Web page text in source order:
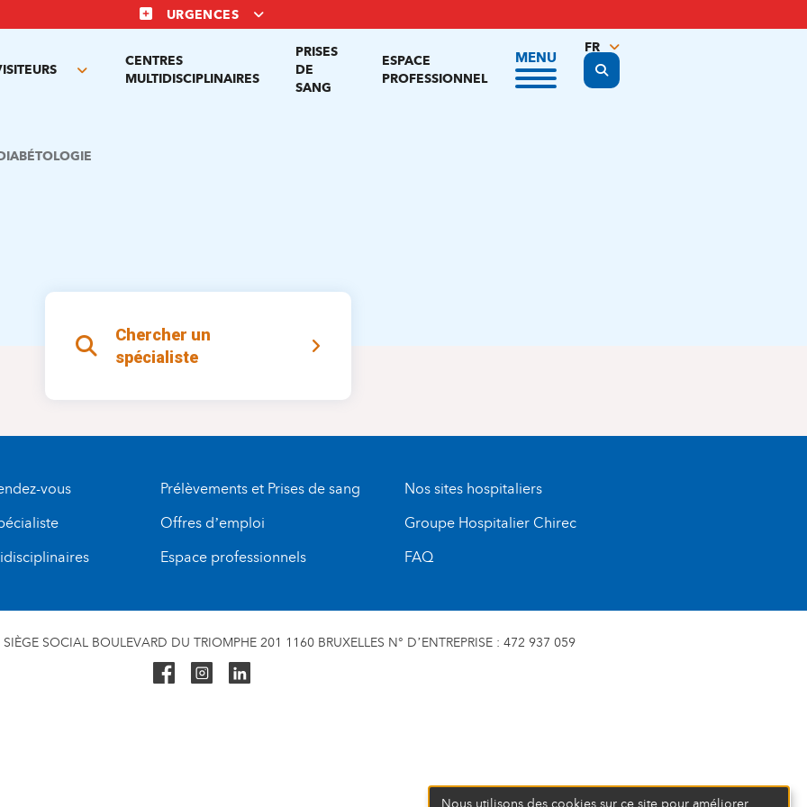
URGENCES
Toggle
CENTRES
MULTIDISCIPLINAIRES
PRISES
DE
SANG
ESPACE
PROFESSIONNEL
MENU
Display the search form
FR
NL
EN
Chercher un
spécialiste
vous
Prélèvements et Prises de sang
Offres d’emploi
Espace professionnels
Nos sites hospitaliers
Groupe Hospitalier Chirec
FAQ
SIÈGE SOCIAL BOULEVARD DU TRIOMPHE 201 1160 BRUXELLES N° D’ENTREPRISE : 472 937 059
Nous utilisons des cookies sur ce site pour améliorer